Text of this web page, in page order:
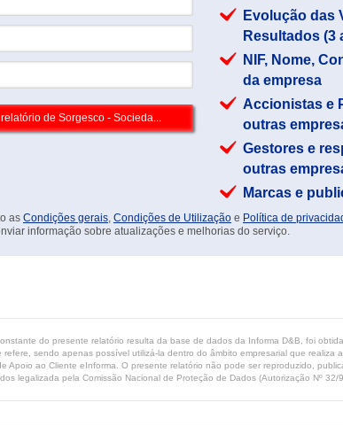
Evolução das
Resultados (3
NIF, Nome,
da empresa
Accionistas e
outras
Gestores e
outras
Marcas e
as Condições gerais, Condições de Utilização e Política de
informação sobre atualizações e melhorias do serviço.
do presente relatório resulta da base de dados da Informa D&B, foi
refere, sendo apenas possível utilizá-la dentro do âmbito empresarial que
Apoio ao Cliente eInforma. O presente relatório não pode ser reproduzido,
legalizada pela Comissão Nacional de Proteção de Dados (Autorização Nº 32/